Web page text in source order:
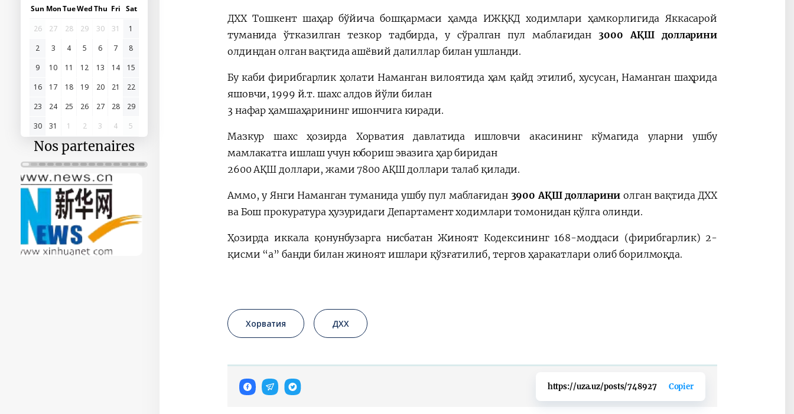
Sun Mon TueWed Thu Fri Sat
26
27 28 29 30 31
1
2
3 4 5 6 7
8
9
10 11 12 13 14
15
16
17 18 19 20 21
22
23
24 25 26 27 28
29
30
31 1 2 3 4 5
Nos partenaires
ДХХ Тошкент шаҳар бўйича бошқармаси ҳамда ИЖҚКД ходимлари ҳамкорлигида Яккасарой
туманида ўтказилган тезкор тадбирда, у сўралган пул маблағидан 3000 АҚШ долларини
олдиндан олган вақтида ашёвий далиллар билан ушланди.
Бу каби фирибгарлик ҳолати Наманган вилоятида ҳам қайд этилиб, хусусан, Наманган шаҳрида
яшовчи, 1999 й.т. шахс алдов йўли билан
3 нафар ҳамшаҳарининг ишончига киради.
Мазкур шахс ҳозирда Хорватия давлатида ишловчи акасининг кўмагида уларни ушбу
мамлакатга ишлаш учун юбориш эвазига ҳар биридан
2600 АҚШ доллари, жами 7800 АҚШ доллари талаб қилади.
Аммо, у Янги Наманган туманида ушбу пул маблағидан 3900 АҚШ долларини олган вақтида ДХХ
ва Бош прокуратура ҳузуридаги Департамент ходимлари томонидан қўлга олинди.
Ҳозирда иккала қонунбузарга нисбатан Жиноят Кодексининг 168-моддаси (фирибгарлик) 2-
қисми “а” банди билан жиноят ишлари қўзғатилиб, тергов ҳаракатлари олиб борилмоқда.
Хорватия ДХХ
https://uza.uz/posts/748927 Copier